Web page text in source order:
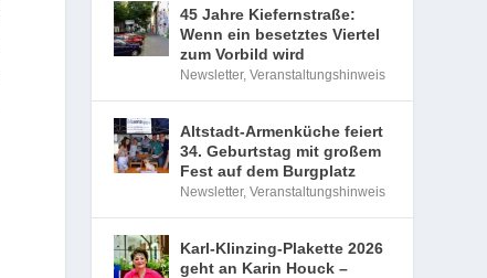
45 Jahre Kiefernstraße:
Wenn ein besetztes Viertel
zum Vorbild wird
Newsletter,Veranstaltungshinweis
Altstadt-Armenküche feiert
34. Geburtstag mit großem
Fest auf dem Burgplatz
Newsletter,Veranstaltungshinweis
Karl-Klinzing-Plakette 2026
geht an Karin Houck –